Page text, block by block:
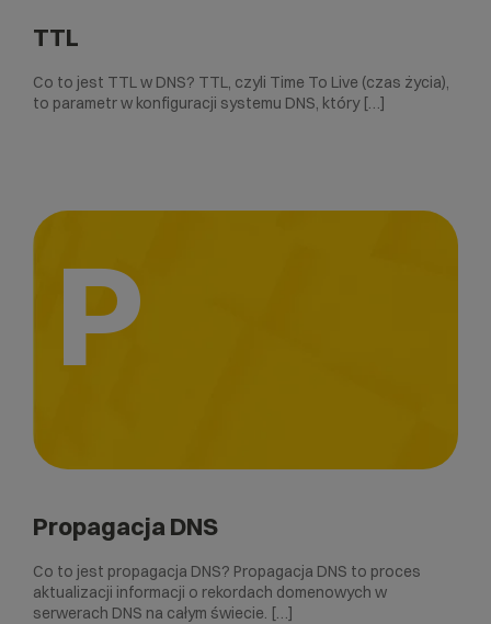
TTL
Co to jest TTL w DNS? TTL, czyli Time To Live (czas życia),
to parametr w konfiguracji systemu DNS, który […]
P
Propagacja DNS
Co to jest propagacja DNS? Propagacja DNS to proces
aktualizacji informacji o rekordach domenowych w
serwerach DNS na całym świecie. […]